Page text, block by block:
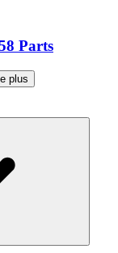
Parts
plus